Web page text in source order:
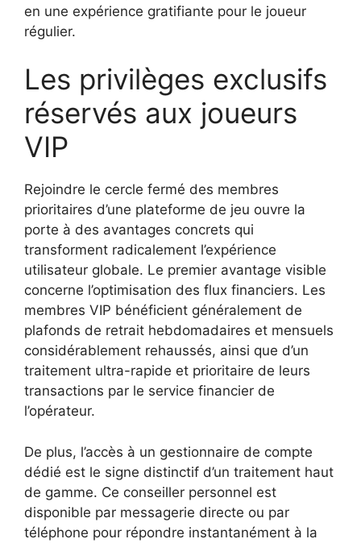
en une expérience gratifiante pour le joueur
régulier.
Les privilèges exclusifs
réservés aux joueurs
VIP
Rejoindre le cercle fermé des membres
prioritaires d’une plateforme de jeu ouvre la
porte à des avantages concrets qui
transforment radicalement l’expérience
utilisateur globale. Le premier avantage visible
concerne l’optimisation des flux financiers. Les
membres VIP bénéficient généralement de
plafonds de retrait hebdomadaires et mensuels
considérablement rehaussés, ainsi que d’un
traitement ultra-rapide et prioritaire de leurs
transactions par le service financier de
l’opérateur.
De plus, l’accès à un gestionnaire de compte
dédié est le signe distinctif d’un traitement haut
de gamme. Ce conseiller personnel est
disponible par messagerie directe ou par
téléphone pour répondre instantanément à la